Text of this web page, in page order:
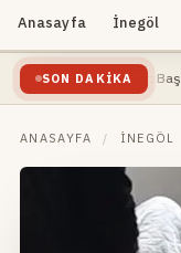
Anasayfa İnegöl
SON DAKIKA
Devam Ediyor: Başkan
ANASAYFA / İNEGÖL